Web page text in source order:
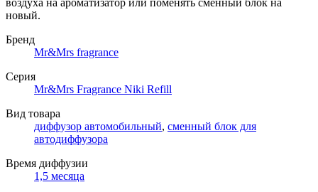
воздуха на ароматизатор или поменять сменный блок на
новый.
Бренд
Mr&Mrs fragrance
Серия
Mr&Mrs Fragrance Niki Refill
Вид товара
диффузор автомобильный, сменный блок для
автодиффузора
Время диффузии
1,5 месяца